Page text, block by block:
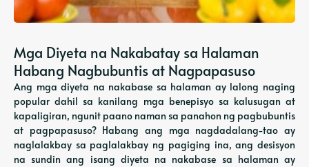
Mga Diyeta na Nakabatay sa Halaman
Habang Nagbubuntis at Nagpapasuso
Ang mga diyeta na nakabase sa halaman ay lalong naging
popular dahil sa kanilang mga benepisyo sa kalusugan at
kapaligiran, ngunit paano naman sa panahon ng pagbubuntis
at pagpapasuso? Habang ang mga nagdadalang-tao ay
naglalakbay sa paglalakbay ng pagiging ina, ang desisyon
na sundin ang isang diyeta na nakabase sa halaman ay